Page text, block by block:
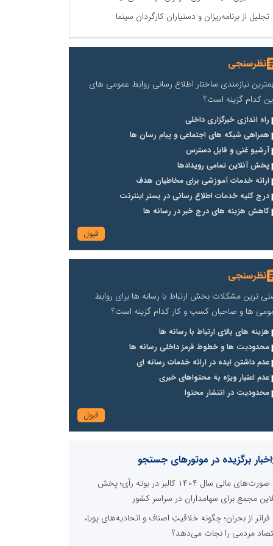
تجلیل از برنامه‌ریزان و دستیاران کارگردان سینما
نظرسنجی
نیازمندی ساختار اطلاع رسانی روابط عمومی های
کدام گزینه است؟
راه اندازی خبرگزاری داخلی
همراهی شبکه های اجتماعی و پیام رسان ها
آرشیو غنی و قابل دسترس
پخش آنلاین تمامی رویدادها
ارائه خدمات آموزشی برای مخاطیان هدف
درج کلیه خدمات اطلاع رسانی در بستر اینترنت
کاهش هزینه های درج خبر در رسانه ها
نظرسنجی
ترین مشکلات بخش ارتباط با رسانه ها برای روابط
ها و صاحبان کسب و کار کدام گزینه است؟
هزینه های بالای ارتباط با رسانه ها
محدودیت ها و خطوط قرمز داخلی رسانه ها
عدم داشتن ایده در ارائه خدمات رسانه ای
عدم اعتبار ویژه به محتواهای خبری
محدودیت در انتشار محتوا
اخبار برگزیده در موتورهای جستجو
صورت‌های مالی سال ۱۴۰۴ کالبر در بوته رأی؛ پخش
مجمع برای سهامداران در سراسر کشور
فراتر از بحران؛ چگونه خلاقیتِ اصناف و اتحادیه‌های پویا،
مردمی را نجات می‌دهد؟